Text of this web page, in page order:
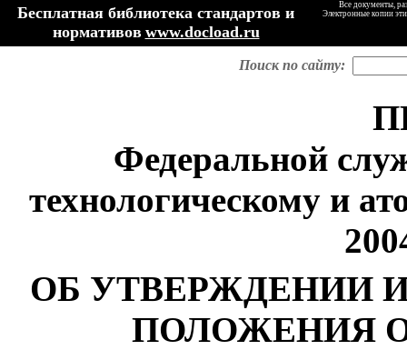
Бесплатная библиотека стандартов и
нормативов www.docload.ru
Все документы,
Электронные копии
Поиск по сайту:
Федеральной
технологическому и
ОБ УТВЕРЖДЕНИИ
ПОЛОЖЕНИЯ